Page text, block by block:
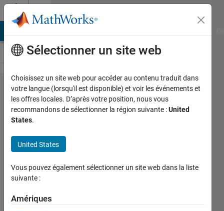
Passer au contenu
Problem
1218.
Join
Strings
with
Multiple
Different
Delimiters
Sélectionner un site web
Choisissez un site web pour accéder au contenu traduit dans
votre langue (lorsqu'il est disponible) et voir les événements et
les offres locales. D’après votre position, nous vous
recommandons de sélectionner la région suivante :United
States.
United States
Vous pouvez également sélectionner un site web dans la liste
suivante :
Amériques